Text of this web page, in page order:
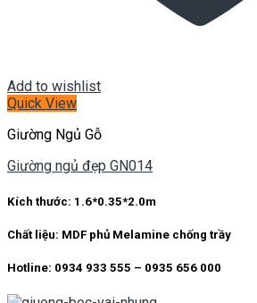
Add to wishlist
Quick View
Giường Ngủ Gỗ
Giường ngủ đẹp GN014
Kích thước: 1.6*0.35*2.0m
Chất liệu: MDF phủ Melamine chống trầy
Hotline: 0934 933 555 – 0935 656 000